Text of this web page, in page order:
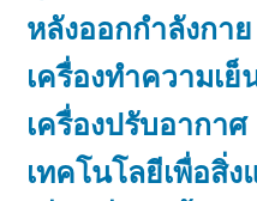
หลังออกกําลังกา
เครื่องทำความเย็
เครื่องปรับอากาศ
เทคโนโลยีเพื่อสิ่